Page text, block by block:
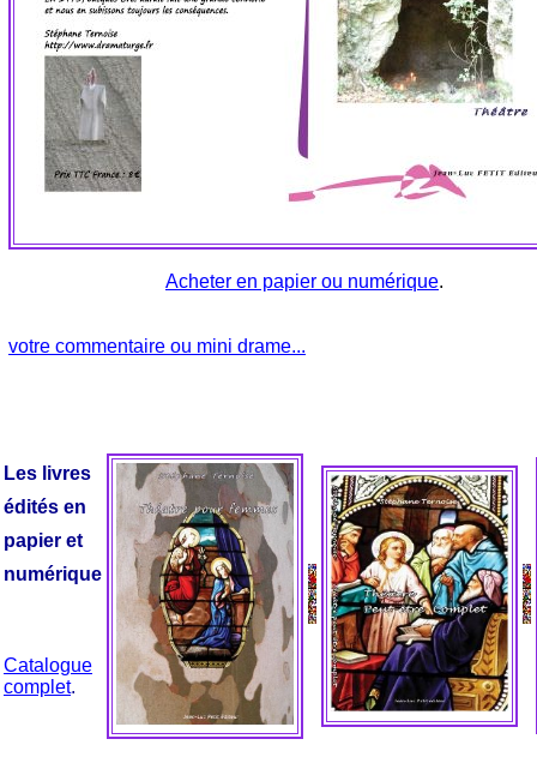
Acheter en papier ou numérique.
votre commentaire ou mini drame...
Les livres
édités en
papier et
numérique
Catalogue
complet.